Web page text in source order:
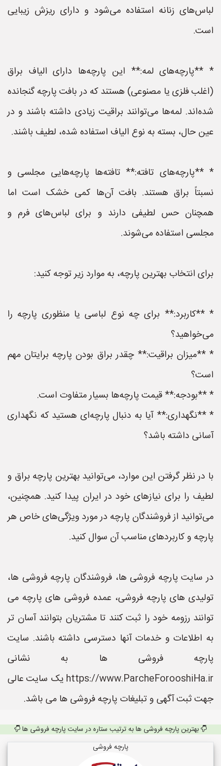
لباس‌های زنانه استفاده می‌شود و دارای ریزش زیبایی
است.
* **پارچه‌های لمه:** این پارچه‌ها دارای الیاف براق
(اغلب فلزی یا مصنوعی) هستند که در بافت پارچه گنجانده
شده‌اند. لمه‌ها می‌توانند براقیت زیادی داشته باشند و در
عین حال، بسته به نوع الیاف استفاده شده، لطیف باشند.
* **پارچه‌های تافته:** تافته‌ها پارچه‌هایی مجلسی و
نسبتاً براق هستند. بافت آن‌ها کمی خشک است اما
همچنان حس لطیفی دارند و برای لباس‌های فرم و
مجلسی استفاده می‌شوند.
برای انتخاب بهترین پارچه، به موارد زیر توجه کنید:
* **کاربرد:** برای چه نوع لباسی یا منظوری پارچه را
می‌خواهید؟
* **میزان براقیت:** چقدر براق بودن پارچه برایتان مهم
است؟
* **بودجه:** قیمت پارچه‌ها بسیار متفاوت است.
* **نگهداری:** آیا به دنبال پارچه‌ای هستید که نگهداری
آسانی داشته باشد؟
با در نظر گرفتن این موارد، می‌توانید بهترین پارچه براق و
لطیف را برای نیازهای خود در ایران پیدا کنید. همچنین،
می‌توانید از فروشندگان پارچه در مورد ویژگی‌های خاص هر
پارچه و کاربردهای مناسب آن سوال کنید.
در سایت پارچه فروشی ها، فروشندگان پارچه فروشی ها،
تولیدی های پارچه فروشی، عمده فروشی های پارچه می
توانند رزومه خود را ثبت کنند تا مشتریان بتوانند آسان تر
به اطلاعات و خدمات آنها دسترسی داشته باشند. سایت
پارچه فروشی ها به نشانی
https://www.ParcheForooshiHa.ir یک سایت عالی
جهت ثبت آگهی و تبلیغات پارچه فروشی ها می باشد.
بهترین پارچه فروشی ها به ترتیب ستاره در سایت پارچه فروشی ها
پارچه فروشی